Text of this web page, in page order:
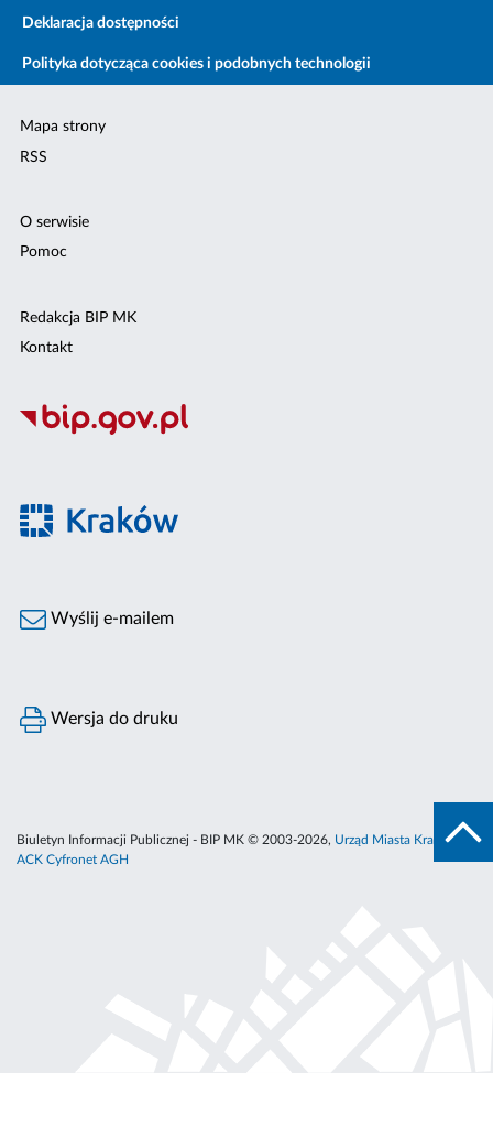
Deklaracja dostępności
Polityka dotycząca cookies i podobnych technologii
Mapa strony
RSS
O serwisie
Pomoc
Redakcja BIP MK
Kontakt
Wyślij e-mailem
Wersja do druku
Biuletyn Informacji Publicznej - BIP MK © 2003-2026, Urząd Miasta Krakowa
ACK Cyfronet AGH